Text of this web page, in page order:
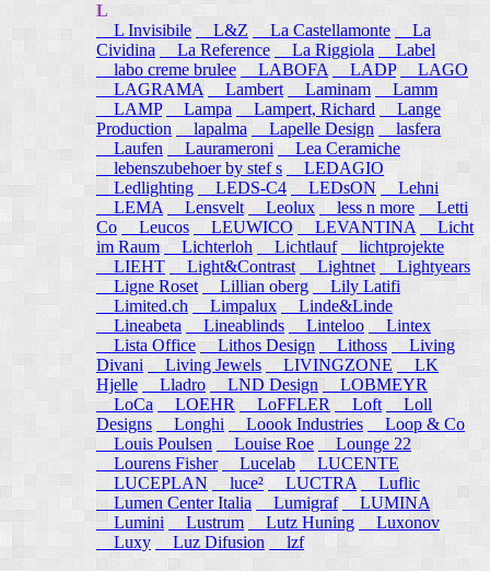
L
L Invisibile
L&Z La Castellamonte
La
Cividina
La Reference La Riggiola
Label
labo creme brulee
LABOFA LADP
LAGO
LAGRAMA
Lambert Laminam
Lamm
LAMP
Lampa Lampert, Richard
Lange
Production
lapalma Lapelle Design
lasfera
Laufen
Laurameroni
Lea Ceramiche
lebenszubehoer by stef s
LEDAGIO
Ledlighting
LEDS-C4 LEDsON
Lehni
LEMA
Lensvelt Leolux less n more
Letti
Co
Leucos LEUWICO LEVANTINA
Licht
im Raum
Lichterloh Lichtlauf lichtprojekte
LIEHT
Light&Contrast Lightnet
Lightyears
Ligne Roset
Lillian oberg
Lily Latifi
Limited.ch
Limpalux
Linde&Linde
Lineabeta
Lineablinds Linteloo
Lintex
Lista Office Lithos Design Lithoss
Living
Divani
Living Jewels LIVINGZONE
LK
Hjelle
Lladro LND Design
LOBMEYR
LoCa
LOEHR LoFFLER Loft
Loll
Designs
Longhi Loook Industries
Loop & Co
Louis Poulsen
Louise Roe
Lounge 22
Lourens Fisher
Lucelab
LUCENTE
LUCEPLAN
luce² LUCTRA
Luflic
Lumen Center Italia
Lumigraf
LUMINA
Lumini
Lustrum Lutz Huning
Luxonov
Luxy
Luz Difusion lzf